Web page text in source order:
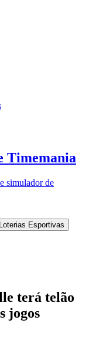
Timemania
simulador de
Loterias Esportivas
terá telão
jogos